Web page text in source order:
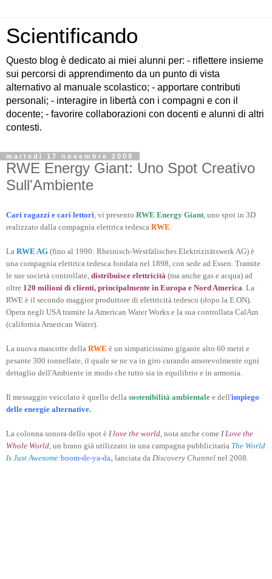
Scientificando
Questo blog è dedicato ai miei alunni per: - riflettere insieme
sui percorsi di apprendimento da un punto di vista
alternativo al manuale scolastico; - apportare contributi
personali; - interagire in libertà con i compagni e con il
docente; - favorire collaborazioni con docenti e alunni di altri
contesti.
martedì 17 novembre 2009
RWE Energy Giant: Uno Spot Creativo
Sull'Ambiente
Cari ragazzi e cari lettori , vi presento RWE Energy Giant , uno spot in 3D
realizzato dalla compagnia elettrica tedesca RWE
La RWE AG (fino al 1990: Rheinisch-Westfälisches Elektrizitätswerk AG) è
una compagnia elettrica tedesca fondata nel 1898, con sede ad Essen. Tramite
le sue società controllate, distribuisce elettricità (ma anche gas e acqua) ad
oltre 120 milioni di clienti, principalmente in Europa e Nord America . La
RWE è il secondo maggior produttore di elettricità tedesco (dopo la E.ON).
Opera negli USA tramite la American Water Works e la sua controllata CalAm
(california American Water).
La nuova mascotte della RWE è un simpaticissimo gigante alto 60 metri e
pesante 300 tonnellate, il quale se ne va in giro curando amorevolmente ogni
dettaglio dell'Ambiente in modo che tutto sia in equilibrio e in armonia.
Il messaggio veicolato è quello della sostenibilità ambientale e dell'impiego
delle energie alternative.
La colonna sonora dello spot è I love the world , nota anche come I Love the
Whole World , un brano già utilizzato in una campagna pubblicitaria The World
Is Just Awesome:boom-de-ya-da, lanciata da Discovery Channel nel 2008